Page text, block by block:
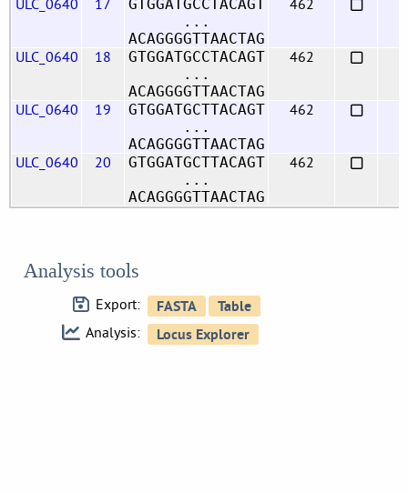
GTGGATGCCTACAGT
...
ACAGGGGTTAACTAG
ULC_0640 18
GTGGATGCCTACAGT
...
ACAGGGGTTAACTAG
462
ULC_0640 19
GTGGATGCTTACAGT
...
ACAGGGGTTAACTAG
462
ULC_0640 20
GTGGATGCTTACAGT
...
ACAGGGGTTAACTAG
462
Analysis tools
Export:
Analysis: